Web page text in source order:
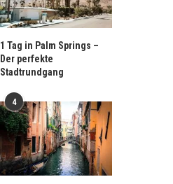
1 Tag in Palm Springs –
Der perfekte
Stadtrundgang
4